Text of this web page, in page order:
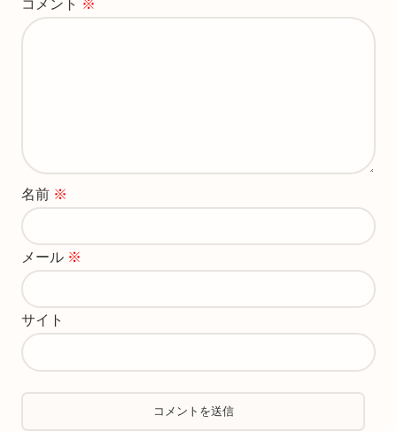
コメント ※
名前 ※
メール ※
サイト